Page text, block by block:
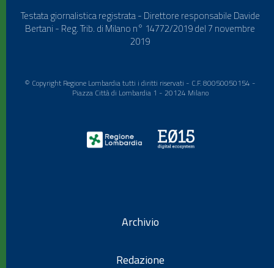
Testata giornalistica registrata - Direttore responsabile Davide
Bertani - Reg. Trib. di Milano n° 14772/2019 del 7 novembre
2019
© Copyright Regione Lombardia tutti i diritti riservati - C.F. 80050050154 -
Piazza Città di Lombardia 1 - 20124 Milano
Archivio
Redazione